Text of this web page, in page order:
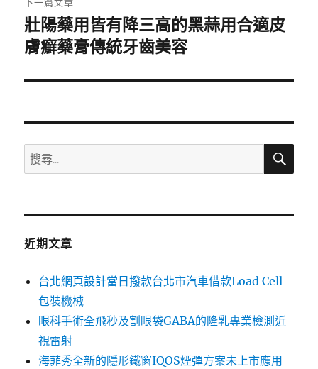
下
一
文
壯陽藥用皆有降三高的黑蒜用合適皮
膚癬藥膏傳統牙齒美容
搜
尋
鍵
搜
近期文章
台北網頁設計當日撥款台北市汽車借款Load Cell
包裝機械
眼科手術全飛秒及割眼袋GABA的隆乳專業檢測近
視雷射
海菲秀全新的隱形鐵窗IQOS煙彈方案未上市應用